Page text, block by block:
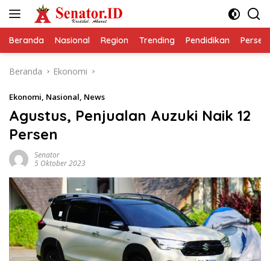
Beranda Nasional Region Trending Pendidikan
Beranda Ekonomi
Ekonomi, Nasional, News
Agustus, Penjualan Auzuki Naik 12
Persen
Senator
5 Oktober 2023